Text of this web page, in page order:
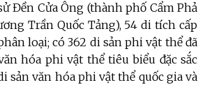
Đền Cửa Ông (thành phố Cẩm Phả
Trần Quốc Tảng), 54 di tích cấp
loại; có 362 di sản phi vật thể đã
hóa phi vật thể tiêu biểu đặc sắc
sản văn hóa phi vật thể quốc gia và